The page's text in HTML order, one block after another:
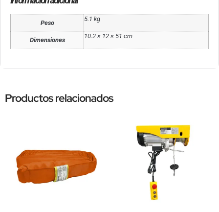
Peso
5.1 kg
Dimensiones
10.2 × 12 × 51 cm
Productos relacionados